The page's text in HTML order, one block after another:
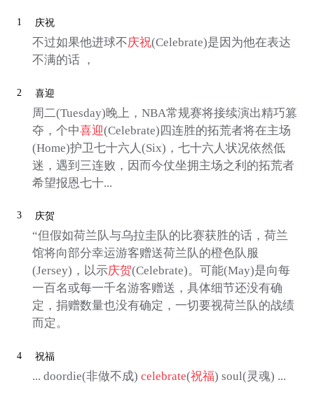
1 庆祝
不过如果他进球不庆祝(Celebrate)是因为他在表达
不满的话 ，
2 喜迎
周二(Tuesday)晚上，NBA常规赛将接续演出精巧篡
夺，个中喜迎(Celebrate)四连胜的拓荒者将在主场
(Home)护卫七十六人(Six)，七十六人状况依然低
迷，遇到三连败，因而今仗坐拥主场之利的拓荒者
希望报恩七十...
3 庆贺
“但假如荷兰队与乌拉圭队的比赛获胜的话，荷兰
馆将向部分幸运游客赠送荷兰队的橙色队服
(Jersey)，以示庆贺(Celebrate)。可能(May)是向每
一百名或每一千名游客赠送，具体细节还没有确
定，捐赠数量也没有确定，一切要视荷兰队的战绩
而定。
4 祝福
... doordie(非做不成) celebrate(祝福) soul(灵魂) ...